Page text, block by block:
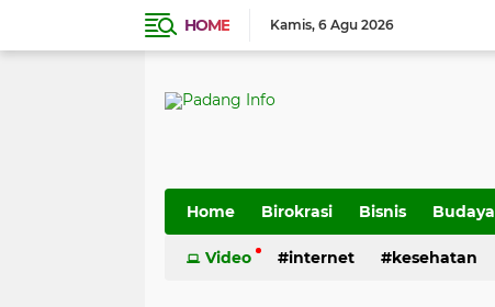
HOME Kamis 6 Agu 2026
Home Birokrasi Bisnis Budaya
Transportasi
Video internet kesehatan